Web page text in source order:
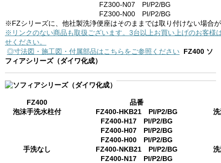
FZ300-N07 PI/P2/BG
FZ300-N00 PI/P2/BG
※FZシリーズに、他社製洗浄便座はそのままでは取り付けない場合
※リンクのない商品も取扱ございます。3台以上お買い上げのお客様
せください。
◎寸法図・施工図・付属部品はこちらをご参照ください FZ400 ソ
フィアシリーズ（ダイワ化成）
FZ400
品番
泡沫手洗水柱付
FZ400-HKB21 PI/P2/BG
FZ400-H17 PI/P2/BG
FZ400-H07 PI/P2/BG
FZ400-H00 PI/P2/BG
手洗なし
FZ400-NKB21 PI/P2/BG
FZ400-N17 PI/P2/BG